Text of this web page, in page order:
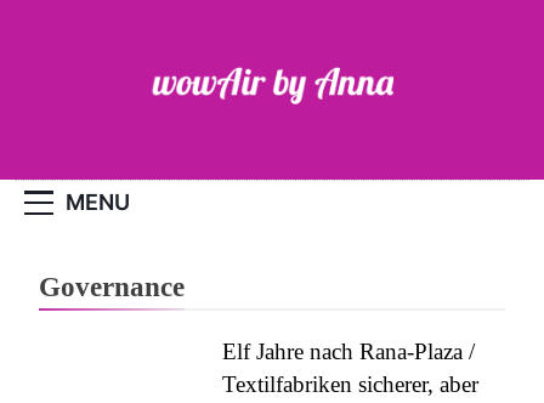
MENU
Governance
Elf Jahre nach Rana-Plaza /
Textilfabriken sicherer, aber